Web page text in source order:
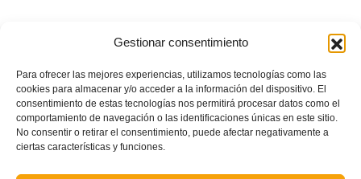
Gestionar consentimiento
Para ofrecer las mejores experiencias, utilizamos tecnologías como las
cookies para almacenar y/o acceder a la información del dispositivo. El
consentimiento de estas tecnologías nos permitirá procesar datos como el
comportamiento de navegación o las identificaciones únicas en este sitio.
No consentir o retirar el consentimiento, puede afectar negativamente a
ciertas características y funciones.